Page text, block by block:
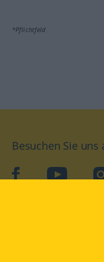
*Pflichtfeld
Besuchen Sie uns
facebookYouTube